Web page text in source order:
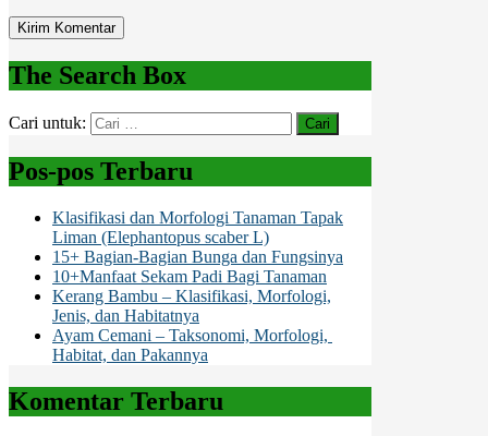
The Search Box
Cari untuk:
Pos-pos Terbaru
Klasifikasi dan Morfologi Tanaman Tapak
Liman (Elephantopus scaber L)
15+ Bagian-Bagian Bunga dan Fungsinya
10+Manfaat Sekam Padi Bagi Tanaman
Kerang Bambu – Klasifikasi, Morfologi,
Jenis, dan Habitatnya
Ayam Cemani – Taksonomi, Morfologi,
Habitat, dan Pakannya
Komentar Terbaru